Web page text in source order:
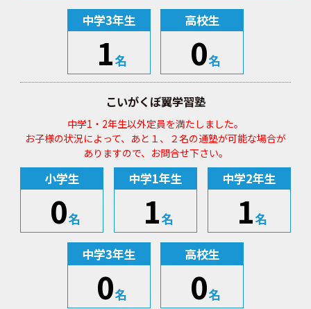
中学3年生
1名
高校生
0名
こいがくぼ翼学習塾
中学1・2年生以外定員を満たしました。
お子様の状況によって、あと１、２名の通塾が可能な場合が
ありますので、お問合せ下さい。
小学生
0名
中学1年生
1名
中学2年生
1名
中学3年生
0名
高校生
0名